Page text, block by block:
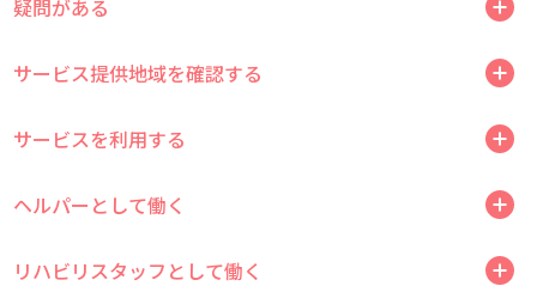
疑問がある
サービス提供地域を確認する
サービスを利用する
ヘルパーとして働く
リハビリスタッフとして働く